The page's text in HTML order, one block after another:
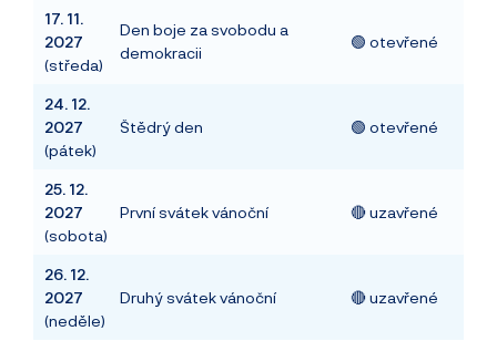
17. 11.
2027
(středa)
Den boje za svobodu a
demokracii
🟢 otevřené
24. 12.
2027
(pátek)
Štědrý den 🟢 otevřené
25. 12.
2027
(sobota)
První svátek vánoční 🔴 uzavřené
26. 12.
2027
(neděle)
Druhý svátek vánoční 🔴 uzavřené